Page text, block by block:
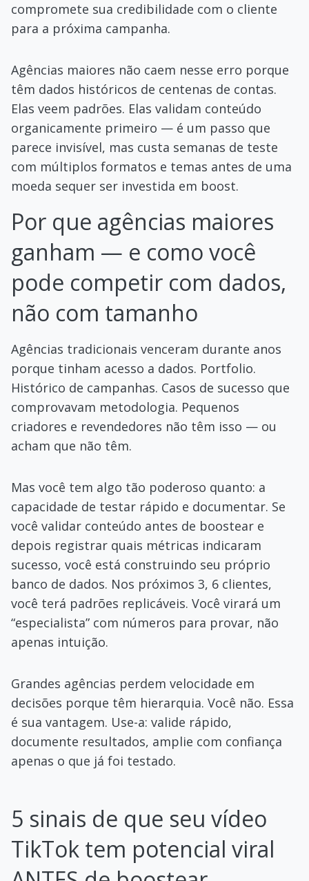
compromete sua credibilidade com o cliente
para a próxima campanha.
Agências maiores não caem nesse erro porque
têm dados históricos de centenas de contas.
Elas veem padrões. Elas validam conteúdo
organicamente primeiro — é um passo que
parece invisível, mas custa semanas de teste
com múltiplos formatos e temas antes de uma
moeda sequer ser investida em boost.
Por que agências maiores
ganham — e como você
pode competir com dados,
não com tamanho
Agências tradicionais venceram durante anos
porque tinham acesso a dados. Portfolio.
Histórico de campanhas. Casos de sucesso que
comprovavam metodologia. Pequenos
criadores e revendedores não têm isso — ou
acham que não têm.
Mas você tem algo tão poderoso quanto: a
capacidade de testar rápido e documentar. Se
você validar conteúdo antes de boostear e
depois registrar quais métricas indicaram
sucesso, você está construindo seu próprio
banco de dados. Nos próximos 3, 6 clientes,
você terá padrões replicáveis. Você virará um
“especialista” com números para provar, não
apenas intuição.
Grandes agências perdem velocidade em
decisões porque têm hierarquia. Você não. Essa
é sua vantagem. Use-a: valide rápido,
documente resultados, amplie com confiança
apenas o que já foi testado.
5 sinais de que seu vídeo
TikTok tem potencial viral